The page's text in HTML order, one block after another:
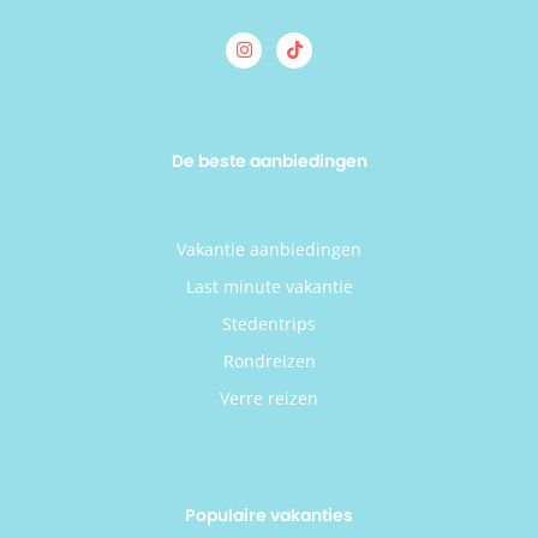
De beste aanbiedingen
Vakantie aanbiedingen
Last minute vakantie
Stedentrips
Rondreizen
Verre reizen
Populaire vakanties